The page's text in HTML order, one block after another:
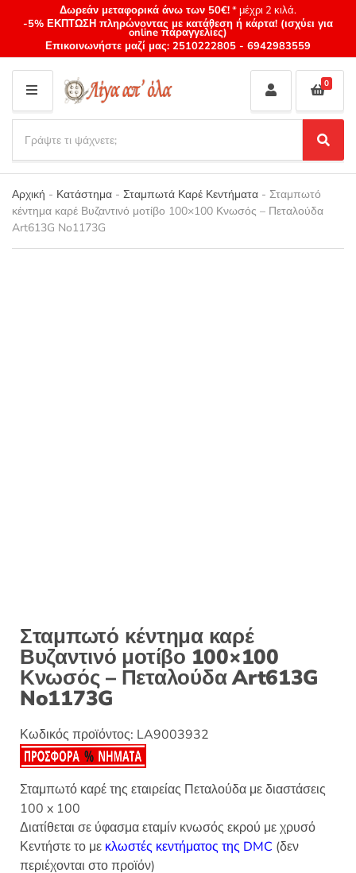
Δωρεάν μεταφορικά άνω των 50€!* μέχρι 2 κιλά.
-5% ΕΚΠΤΩΣΗ πληρώνοντας με κατάθεση ή κάρτα! (ισχύει για
online παραγγελίες)
Επικοινωνήστε μαζί μας: 2510222805 - 6942983559
M
E
N
U
Category
name
a
r
c
h
p
r
S
e
a
c
0
Αρχική - Κατάστημα - Σταμπωτά Καρέ Κεντήματα - Σταμπωτό
κέντημα καρέ Βυζαντινό μοτίβο 100×100 Κνωσός – Πεταλούδα
Art613G No1173G
Σταμπωτό κέντημα καρέ
Βυζαντινό μοτίβο 100×100
Κνωσός – Πεταλούδα Art613G
No1173G
Κωδικός προϊόντος: LA9003932
Σταμπωτό καρέ της εταιρείας Πεταλούδα με διαστάσεις
100 x 100
Διατίθεται σε ύφασμα εταμίν κνωσός εκρού με χρυσό
Κεντήστε το με κλωστές κεντήματος της DMC (δεν
περιέχονται στο προϊόν)